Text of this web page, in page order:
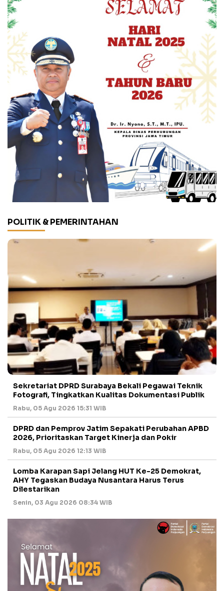
POLITIK & PEMERINTAHAN
Sekretariat DPRD Surabaya Bekali Pegawai Teknik
Fotografi, Tingkatkan Kualitas Dokumentasi Publik
Rabu, 05 Agu 2026 15:31 WIB
DPRD dan Pemprov Jatim Sepakati Perubahan APBD
2026, Prioritaskan Target Kinerja dan Pokir
Rabu, 05 Agu 2026 12:13 WIB
Lomba Karapan Sapi Jelang HUT Ke-25 Demokrat,
AHY Tegaskan Budaya Nusantara Harus Terus
Dilestarikan
Senin, 03 Agu 2026 08:34 WIB